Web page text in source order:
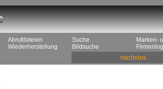
Abrufdateien
Wiederherstellung
Suche
Bildsuche
Marken-
nächstes